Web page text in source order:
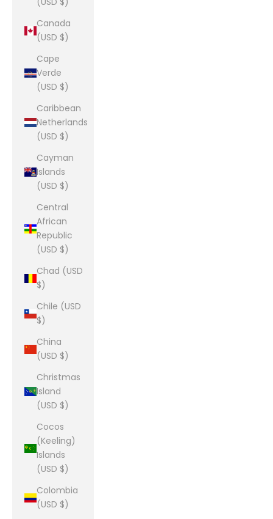
Canada
(USD $)
Cape
Verde
(USD $)
Caribbean
Netherlands
(USD $)
Cayman
Islands
(USD $)
Central
African
Republic
(USD $)
Chad (USD
$)
Chile (USD
$)
China
(USD $)
Christmas
Island
(USD $)
Cocos
(Keeling)
Islands
(USD $)
Colombia
(USD $)